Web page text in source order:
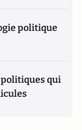
politique
politiques qui